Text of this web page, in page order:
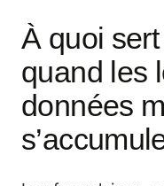
À quoi
quand les
données